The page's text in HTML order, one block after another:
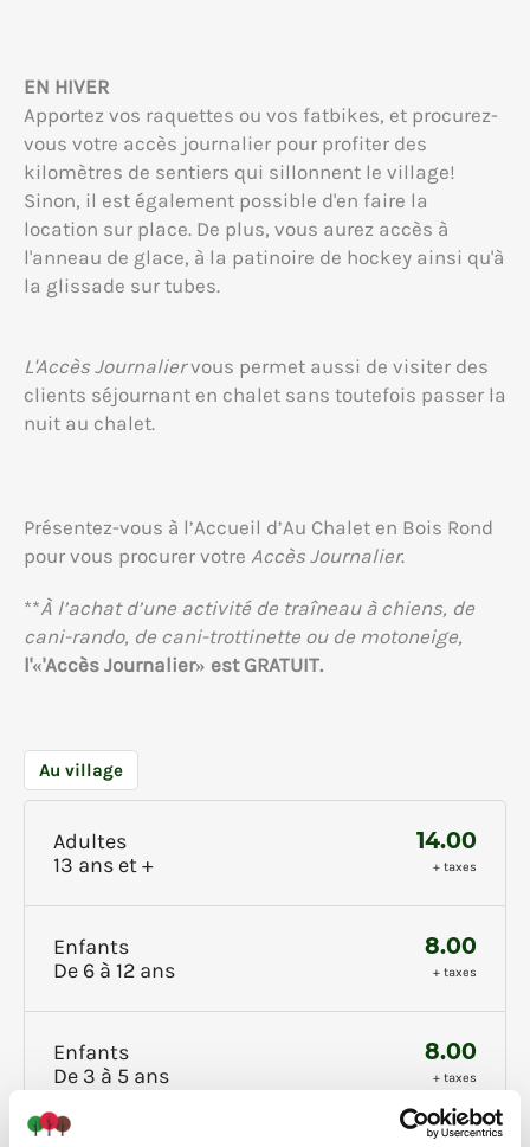
EN HIVER
Apportez vos raquettes ou vos fatbikes, et procurez-
vous votre accès journalier pour profiter des
kilomètres de sentiers qui sillonnent le village!
Sinon, il est également possible d'en faire la
location sur place. De plus, vous aurez accès à
l'anneau de glace, à la patinoire de hockey ainsi qu'à
la glissade sur tubes.
L'Accès Journaliervous permet aussi de visiter des
clients séjournant en chalet sans toutefois passer la
nuit au chalet.
Présentez-vous à l’Accueil d’Au Chalet en Bois Rond
pour vous procurer votre Accès Journalier.
**À l’achat d’une activité de traîneau à chiens, de
cani-rando, de cani-trottinette ou de motoneige,
l'«'Accès Journalier» est GRATUIT.
Au village
Adultes
13 ans et +
14.00
+ taxes
Enfants
De 6 à 12 ans
8.00
+ taxes
Enfants
De 3 à 5 ans
8.00
+ taxes
Afin de garantir votre place, réservez à l'avance.